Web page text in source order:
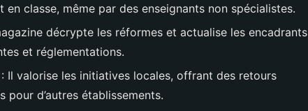
en classe, même par des enseignants non spécialistes.
décrypte les réformes et actualise les encadrants
et réglementations.
: Il valorise les initiatives locales, offrant des retours
pour d’autres établissements.